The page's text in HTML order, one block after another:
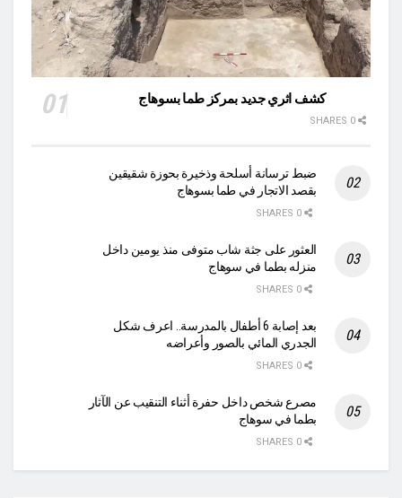
كشف اثري جديد بمركز طما بسوهاج
ضبط ترسانة أسلحة وذخيرة بحوزة شقيقين
بقصد الاتجار في طما بسوهاج
العثور على جثة شاب متوفى منذ يومين داخل
منزله بطما في سوهاج
بعد إصابة 6 أطفال بالمدرسة.. اعرف شكل
الجدري المائي بالصور وأعراضه
مصرع شخص داخل حفرة أثناء التنقيب عن الآثار
بطما في سوهاج